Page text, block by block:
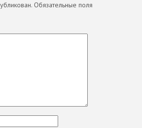
Обязательные поля